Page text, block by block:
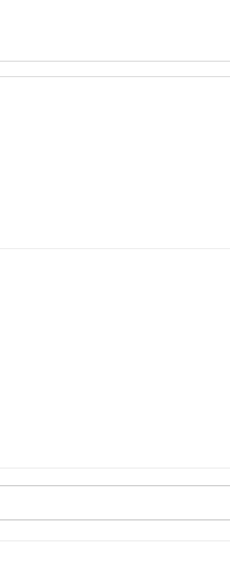
BLANC/BLEU